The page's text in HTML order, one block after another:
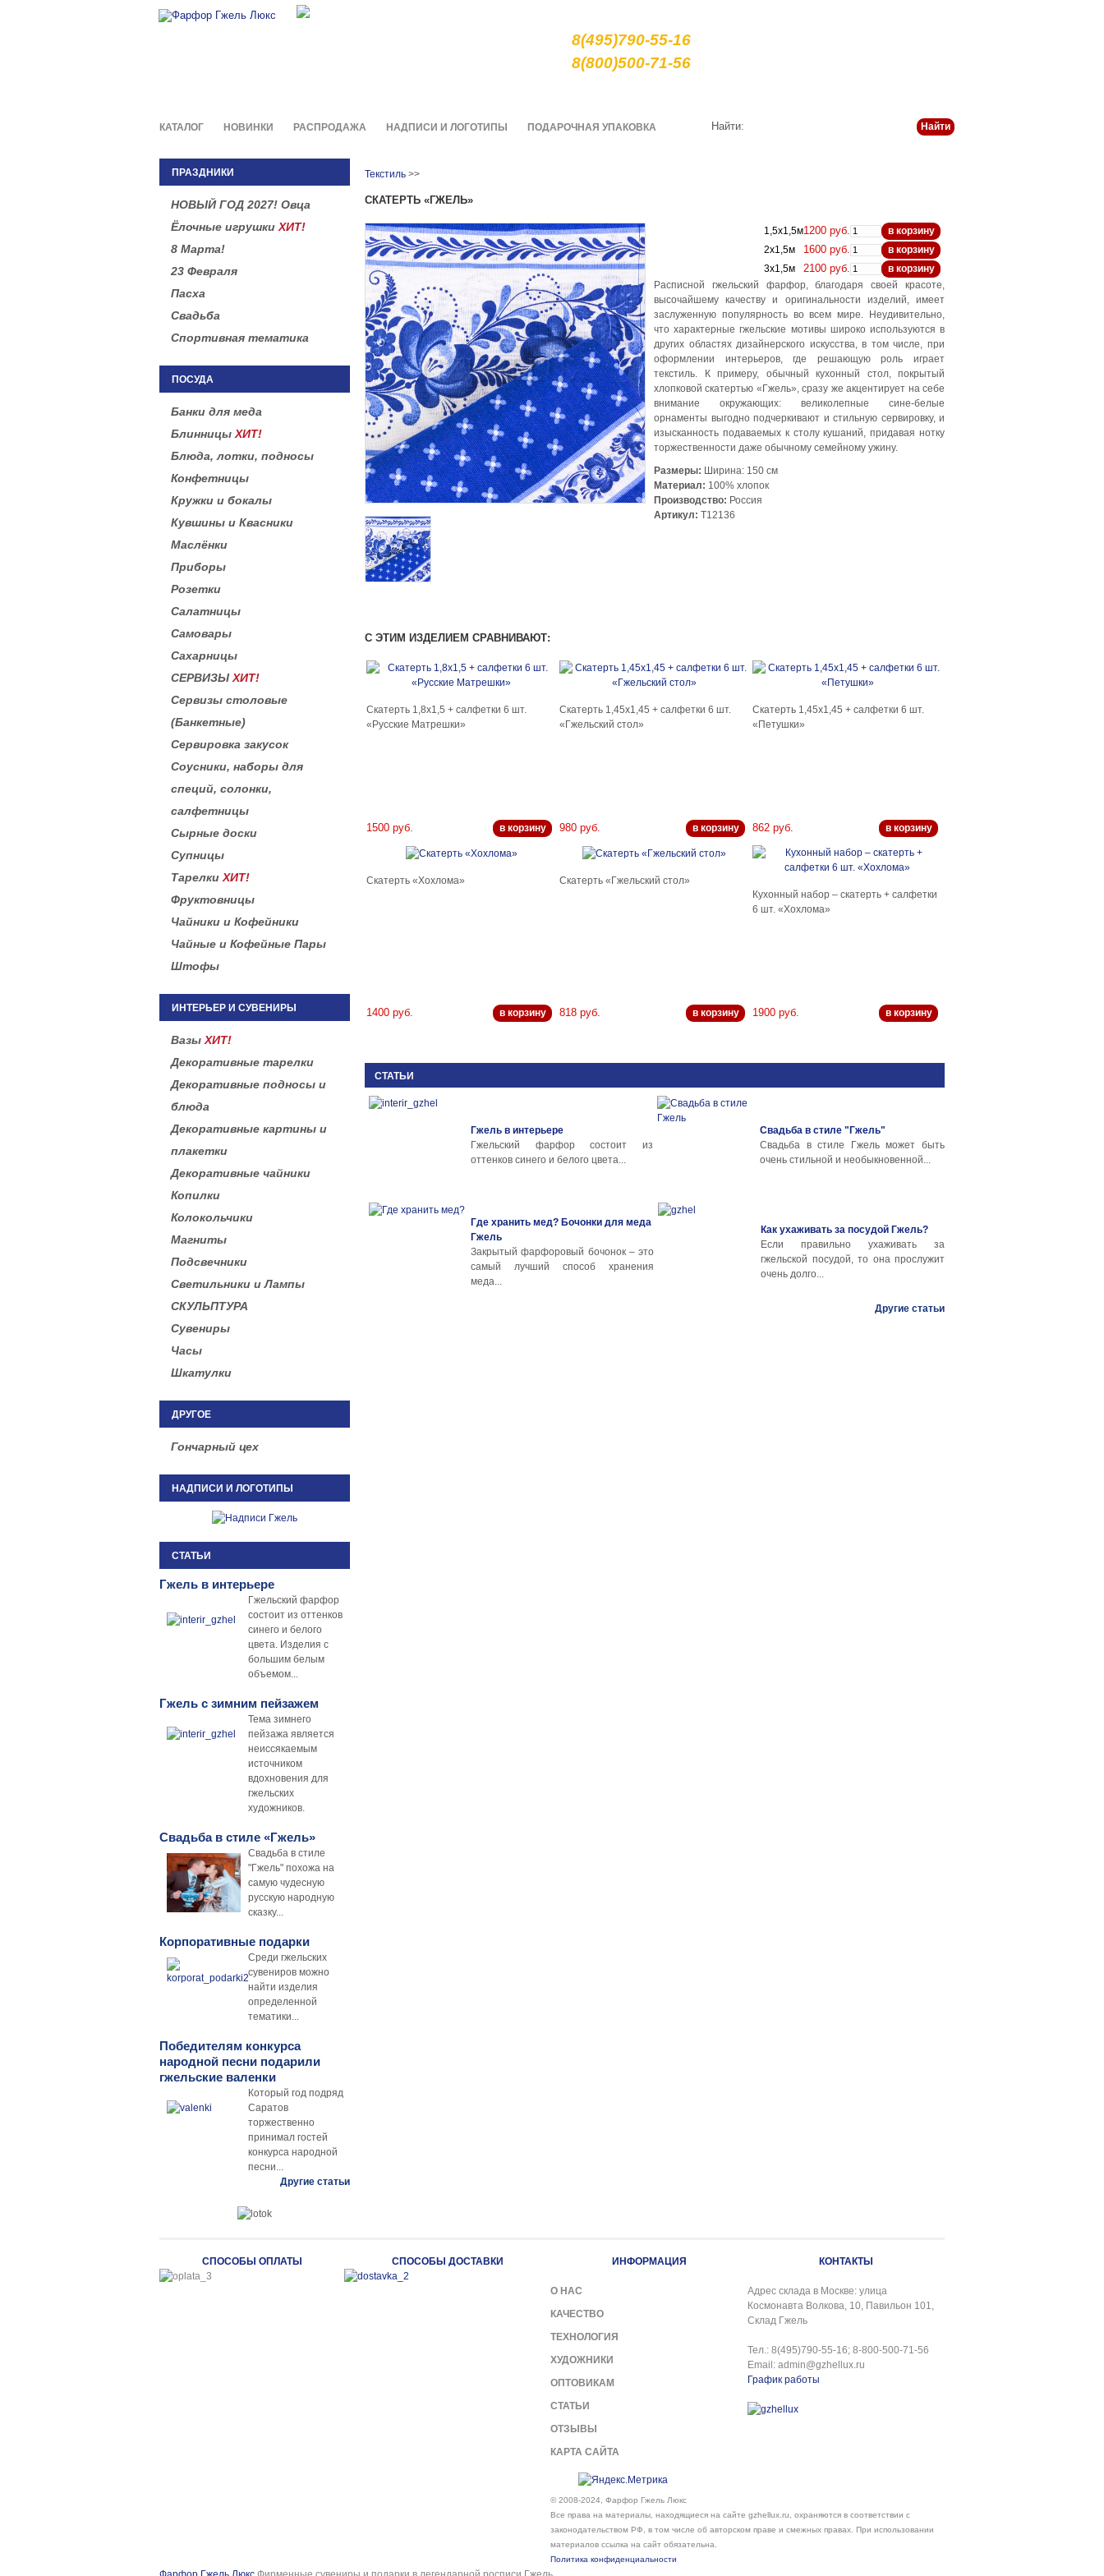
8(495)790-55-16
8(800)500-71-56
КАТАЛОГ НОВИНКИ РАСПРОДАЖА НАДПИСИ И ЛОГОТИПЫ ПОДАРОЧНАЯ УПАКОВКА Найти:
ПРАЗДНИКИ
НОВЫЙ ГОД 2027! Овца
Ёлочные игрушки ХИТ!
8 Марта!
23 Февраля
Пасха
Свадьба
Спортивная тематика
ПОСУДА
Банки для меда
Блинницы ХИТ!
Блюда, лотки, подносы
Конфетницы
Кружки и бокалы
Кувшины и Квасники
Маслёнки
Приборы
Розетки
Салатницы
Самовары
Сахарницы
СЕРВИЗЫ ХИТ!
Сервизы столовые
(Банкетные)
Сервировка закусок
Соусники, наборы для
специй, солонки,
салфетницы
Сырные доски
Супницы
Тарелки ХИТ!
Фруктовницы
Чайники и Кофейники
Чайные и Кофейные Пары
Штофы
ИНТЕРЬЕР И СУВЕНИРЫ
Вазы ХИТ!
Декоративные тарелки
Декоративные подносы и
блюда
Декоративные картины и
плакетки
Декоративные чайники
Копилки
Колокольчики
Магниты
Подсвечники
Светильники и Лампы
СКУЛЬПТУРА
Сувениры
Часы
Шкатулки
ДРУГОЕ
Гончарный цех
НАДПИСИ И ЛОГОТИПЫ
СТАТЬИ
Гжель в интерьере
Гжельский фарфор
состоит из оттенков
синего и белого
цвета. Изделия с
большим белым
объемом...
Гжель с зимним пейзажем
Тема зимнего
пейзажа является
неиссякаемым
источником
вдохновения для
гжельских
художников.
Свадьба в стиле «Гжель»
Свадьба в стиле
"Гжель" похожа на
самую чудесную
русскую народную
сказку...
Корпоративные подарки
Среди гжельских
сувениров можно
найти изделия
определенной
тематики...
Победителям конкурса
народной песни подарили
гжельские валенки
Который год подряд
Саратов
торжественно
принимал гостей
конкурса народной
песни...
Другие статьи
Текстиль >>
СКАТЕРТЬ «ГЖЕЛЬ»
1,5х1,5м1200 руб.
в корзину
2х1,5м
1600 руб.
в корзину
3х1,5м
2100 руб.
в корзину
Расписной гжельский фарфор, благодаря своей красоте,
высочайшему качеству и оригинальности изделий, имеет
заслуженную популярность во всем мире. Неудивительно,
что характерные гжельские мотивы широко используются в
других областях дизайнерского искусства, в том числе, при
оформлении интерьеров, где решающую роль играет
текстиль. К примеру, обычный кухонный стол, покрытый
хлопковой скатертью «Гжель», сразу же акцентирует на себе
внимание окружающих: великолепные сине-белые
орнаменты выгодно подчеркивают и стильную сервировку, и
изысканность подаваемых к столу кушаний, придавая нотку
торжественности даже обычному семейному ужину.
Размеры: Ширина: 150 см
Материал: 100% хлопок
Производство: Россия
Артикул: Т12136
С ЭТИМ ИЗДЕЛИЕМ СРАВНИВАЮТ:
Скатерть 1,8х1,5 + салфетки 6 шт.
«Русские Матрешки»
1500 руб. в корзину
Скатерть 1,45х1,45 + салфетки 6 шт.
«Гжельский стол»
980 руб. в корзину
Скатерть 1,45х1,45 + салфетки 6 шт.
«Петушки»
862 руб. в корзину
Скатерть «Хохлома»
1400 руб. в корзину
Скатерть «Гжельский стол»
818 руб. в корзину
Кухонный набор – скатерть + салфетки
6 шт. «Хохлома»
1900 руб. в корзину
СТАТЬИ
Гжель в интерьере
Гжельский фарфор состоит из
оттенков синего и белого цвета...
Свадьба в стиле "Гжель"
Свадьба в стиле Гжель может быть
очень стильной и необыкновенной...
Где хранить мед? Бочонки для меда
Гжель
Закрытый фарфоровый бочонок – это
самый лучший способ хранения
меда...
Как ухаживать за посудой Гжель?
Если правильно ухаживать за
гжельской посудой, то она прослужит
очень долго...
Другие статьи
СПОСОБЫ ОПЛАТЫ СПОСОБЫ ДОСТАВКИ ИНФОРМАЦИЯ
О НАС
КАЧЕСТВО
ТЕХНОЛОГИЯ
ХУДОЖНИКИ
ОПТОВИКАМ
СТАТЬИ
ОТЗЫВЫ
КАРТА САЙТА
КОНТАКТЫ
Адрес склада в Москве: улица
Космонавта Волкова, 10, Павильон 101,
Склад Гжель
Тел.: 8(495)790-55-16; 8-800-500-71-56
Email: admin@gzhellux.ru
График работы
© 2008-2024, Фарфор Гжель Люкс
Все права на материалы, находящиеся на сайте gzhellux.ru, охраняются в соответствии с
законодательством РФ, в том числе об авторском праве и смежных правах. При использовании
материалов ссылка на сайт обязательна.
Политика конфиденциальности